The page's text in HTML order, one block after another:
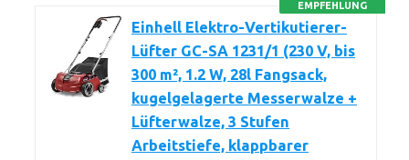
EMPFEHLUNG
Einhell Elektro-Vertikutierer-
Lüfter GC-SA 1231/1 (230 V, bis
300 m², 1.2 W, 28l Fangsack,
kugelgelagerte Messerwalze +
Lüfterwalze, 3 Stufen
Arbeitstiefe, klappbarer